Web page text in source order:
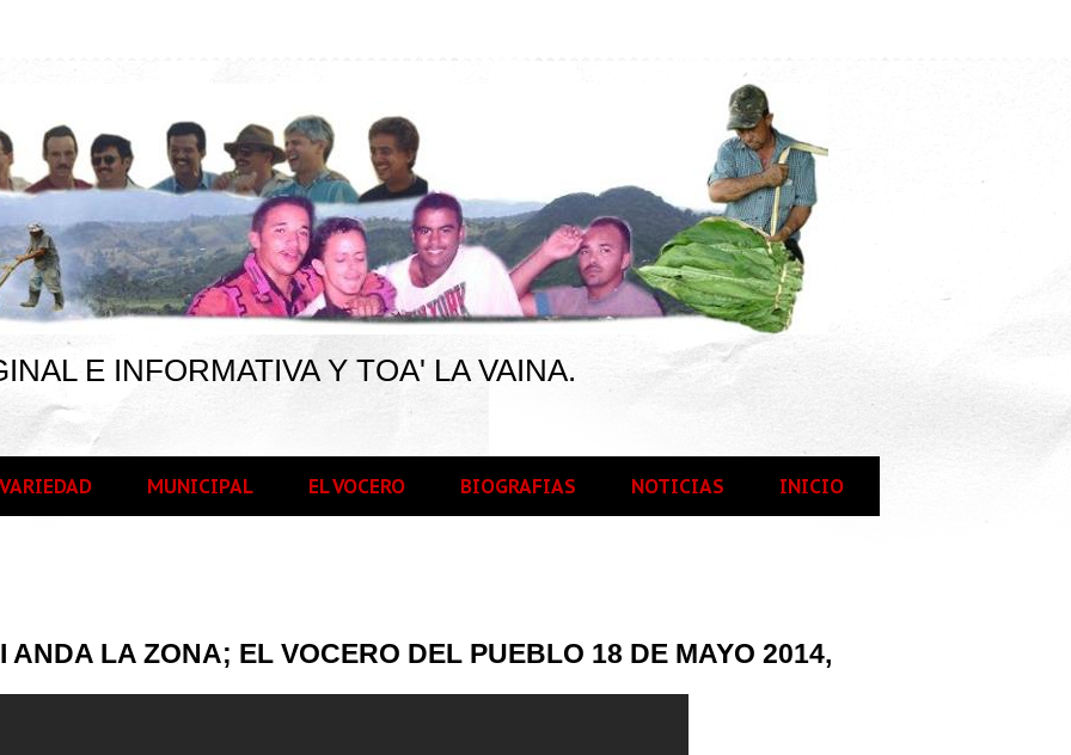
E INFORMATIVA Y TOA' LA VAINA.
VARIEDAD MUNICIPAL EL VOCERO BIOGRAFIAS NOTICIAS INICIO
ANDA LA ZONA; EL VOCERO DEL PUEBLO 18 DE MAYO 2014,